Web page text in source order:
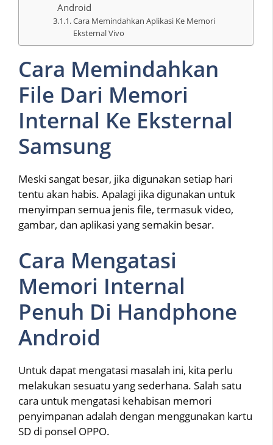
Android
Cara Memindahkan Aplikasi Ke Memori
Eksternal Vivo
Cara Memindahkan
File Dari Memori
Internal Ke Eksternal
Samsung
Meski sangat besar, jika digunakan setiap hari
tentu akan habis. Apalagi jika digunakan untuk
menyimpan semua jenis file, termasuk video,
gambar, dan aplikasi yang semakin besar.
Cara Mengatasi
Memori Internal
Penuh Di Handphone
Android
Untuk dapat mengatasi masalah ini, kita perlu
melakukan sesuatu yang sederhana. Salah satu
cara untuk mengatasi kehabisan memori
penyimpanan adalah dengan menggunakan kartu
SD di ponsel OPPO.